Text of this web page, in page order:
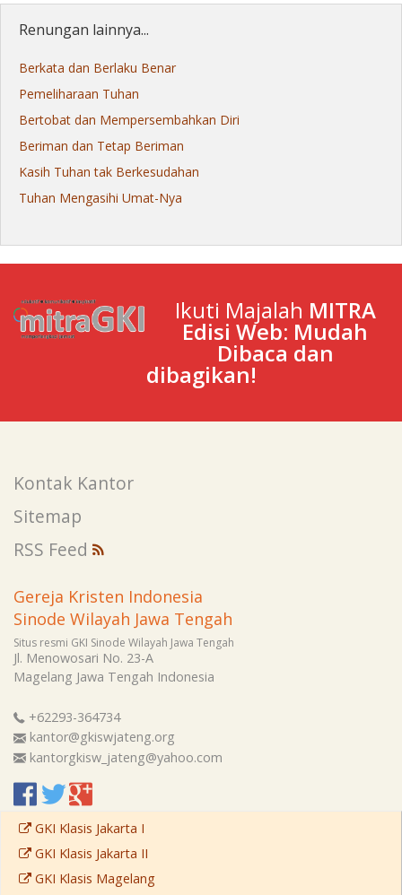
Renungan lainnya...
Berkata dan Berlaku Benar
Pemeliharaan Tuhan
Bertobat dan Mempersembahkan Diri
Beriman dan Tetap Beriman
Kasih Tuhan tak Berkesudahan
Tuhan Mengasihi Umat-Nya
Ikuti Majalah MITRA
Edisi Web: Mudah
Dibaca dan
dibagikan!
Kontak Kantor
Sitemap
RSS Feed
Gereja Kristen Indonesia
Sinode Wilayah Jawa Tengah
Situs resmi GKI Sinode Wilayah Jawa Tengah
Jl. Menowosari No. 23-A
Magelang Jawa Tengah Indonesia
+62293-364734
kantor@gkiswjateng.org
kantorgkisw_jateng@yahoo.com
GKI Klasis Jakarta I
GKI Klasis Jakarta II
GKI Klasis Magelang